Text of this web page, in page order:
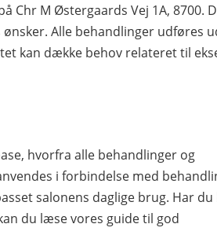
Chr M Østergaards Vej 1A, 8700.
Alle behandlinger udføres
kan dække behov relateret til
hvorfra alle behandlinger og
i forbindelse med
salonens daglige brug. Har
du læse vores guide til god